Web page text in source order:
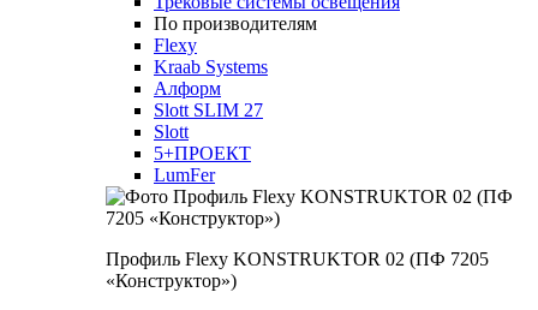
По производителям
Flexy
Kraab Systems
Алформ
Slott SLIM 27
Slott
5+ПРОЕКТ
LumFer
Профиль Flexy KONSTRUKTOR 02 (ПФ 7205
«Конструктор»)